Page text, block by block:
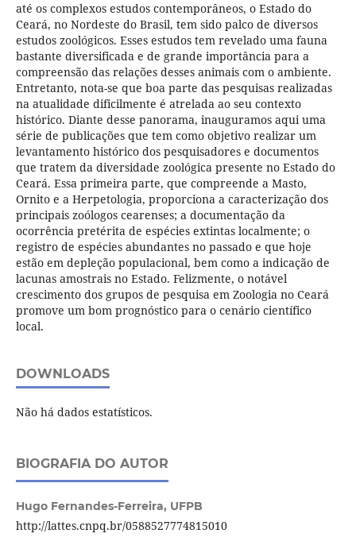
até os complexos estudos contemporâneos, o Estado do
Ceará, no Nordeste do Brasil, tem sido palco de diversos
estudos zoológicos. Esses estudos tem revelado uma fauna
bastante diversificada e de grande importância para a
compreensão das relações desses animais com o ambiente.
Entretanto, nota-se que boa parte das pesquisas realizadas
na atualidade dificilmente é atrelada ao seu contexto
histórico. Diante desse panorama, inauguramos aqui uma
série de publicações que tem como objetivo realizar um
levantamento histórico dos pesquisadores e documentos
que tratem da diversidade zoológica presente no Estado do
Ceará. Essa primeira parte, que compreende a Masto,
Ornito e a Herpetologia, proporciona a caracterização dos
principais zoólogos cearenses; a documentação da
ocorrência pretérita de espécies extintas localmente; o
registro de espécies abundantes no passado e que hoje
estão em depleção populacional, bem como a indicação de
lacunas amostrais no Estado. Felizmente, o notável
crescimento dos grupos de pesquisa em Zoologia no Ceará
promove um bom prognóstico para o cenário científico
local.
DOWNLOADS
Não há dados estatísticos.
BIOGRAFIA DO AUTOR
Hugo Fernandes-Ferreira, UFPB
http://lattes.cnpq.br/0588527774815010